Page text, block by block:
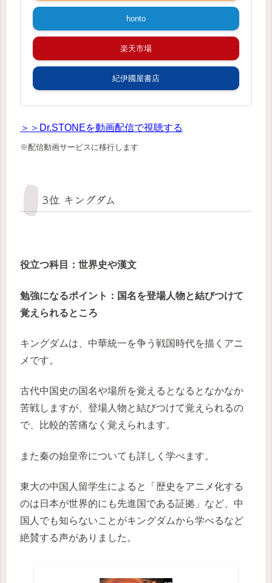
honto
楽天市場
紀伊國屋書店
＞＞Dr.STONEを動画配信で視聴する
※配信動画サービスに移行します
3位 キングダム
役立つ科目 ：世界史や漢文
勉強になるポイント：国名を登場人物と結びつけて
覚えられるところ
キングダムは、中華統一を争う戦国時代を描くアニ
メです。
古代中国史の国名や場所を覚えるとなるとなかなか
苦戦しますが、登場人物と結びつけて覚えられるの
で、比較的苦痛なく覚えられます。
また秦の始皇帝についても詳しく学べます。
東大の中国人留学生によると「歴史をアニメ化する
のは日本が世界的にも先進国である証拠」など、中
国人でも知らないことがキングダムから学べるなど
絶賛する声がありました。